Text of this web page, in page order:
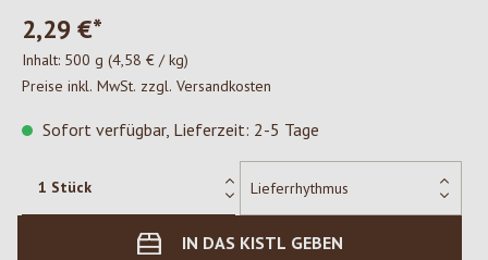
2,29 €*
Inhalt: 500 g (4,58 € / kg)
Preise inkl. MwSt. zzgl. Versandkosten
Sofort verfügbar, Lieferzeit: 2-5 Tage
IN DAS KISTL GEBEN